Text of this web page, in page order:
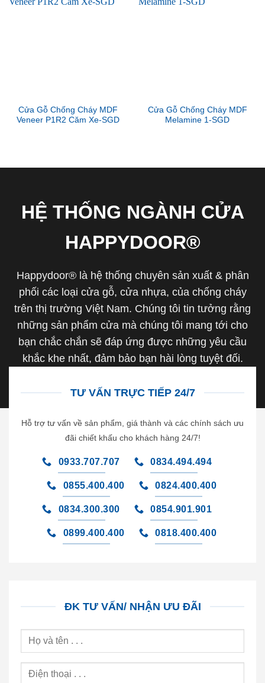
Cửa Gỗ Chống Cháy MDF
Veneer P1R2 Căm Xe-SGD
Cửa Gỗ Chống Cháy MDF
Melamine 1-SGD
HỆ THỐNG NGÀNH CỬA
HAPPYDOOR®
Happydoor® là hệ thống chuyên sản xuất & phân
phối các loại cửa gỗ, cửa nhựa, của chống cháy
trên thị trường Việt Nam. Chúng tôi tin tưởng rằng
những sản phẩm cửa mà chúng tôi mang tới cho
bạn chắc chắn sẽ đáp ứng được những yêu cầu
khắc khe nhất, đảm bảo bạn hài lòng tuyệt đối.
TƯ VẤN TRỰC TIẾP 24/7
Hỗ trợ tư vấn về sản phẩm, giá thành và các chính sách ưu
đãi chiết khấu cho khách hàng 24/7!
0933.707.707 0834.494.494
0855.400.400 0824.400.400
0834.300.300 0854.901.901
0899.400.400 0818.400.400
ĐK TƯ VẤN/ NHẬN ƯU ĐÃI